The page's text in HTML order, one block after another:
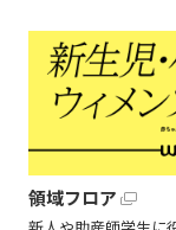
領域フロア